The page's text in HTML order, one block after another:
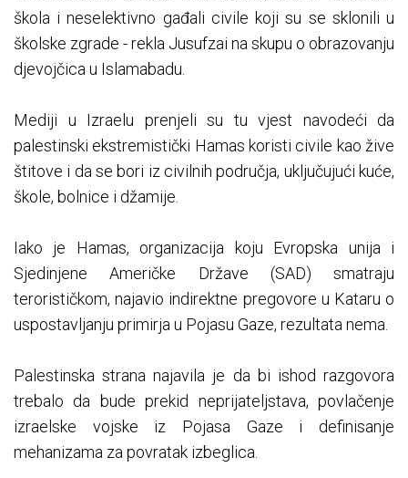
škola i neselektivno gađali civile koji su se sklonili u
školske zgrade - rekla Jusufzai na skupu o obrazovanju
djevojčica u Islamabadu.
Mediji u Izraelu prenjeli su tu vjest navodeći da
palestinski ekstremistički Hamas koristi civile kao žive
štitove i da se bori iz civilnih područja, uključujući kuće,
škole, bolnice i džamije.
Iako je Hamas, organizacija koju Evropska unija i
Sjedinjene Američke Države (SAD) smatraju
terorističkom, najavio indirektne pregovore u Kataru o
uspostavljanju primirja u Pojasu Gaze, rezultata nema.
Palestinska strana najavila je da bi ishod razgovora
trebalo da bude prekid neprijateljstava, povlačenje
izraelske vojske iz Pojasa Gaze i definisanje
mehanizama za povratak izbeglica.